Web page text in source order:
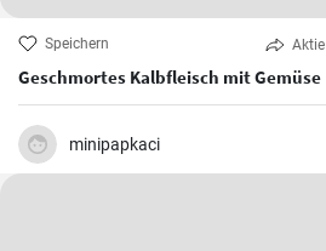
Speichern Aktie
Geschmortes Kalbfleisch mit Gemüse
minipapkaci